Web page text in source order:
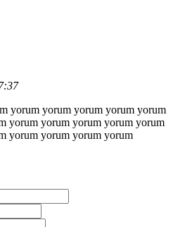
yorum yorum yorum yorum yorum
yorum yorum yorum yorum yorum
yorum yorum yorum yorum